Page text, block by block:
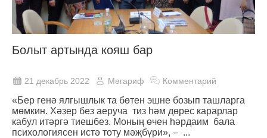
Болыт артында кояш бар
21 декабрь 2022 Мәгариф Комментарий
«Бер генә ялгышлык та бөтен эшне бозып ташларга
мөмкин. Хәзер без аеруча тиз һәм дөрес карарлар
кабул итәргә тиешбез. Моның өчен һәрдаим бала
психологиясен истә тоту мәҗбүри», – ...